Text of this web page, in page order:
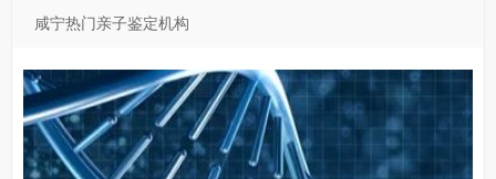
咸宁热门亲子鉴定机构